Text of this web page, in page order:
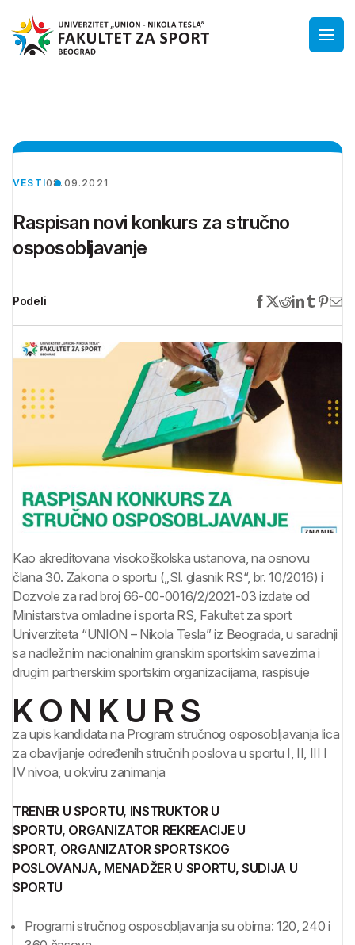
VESTI08.09.2021
Raspisan novi konkurs za stručno
osposobljavanje
Podeli
Kao akreditovana visokoškolska ustanova, na osnovu
člana 30. Zakona o sportu („Sl. glasnik RS“, br. 10/2016) i
Dozvole za rad broj 66-00-0016/2/2021-03 izdate od
Ministarstva omladine i sporta RS, Fakultet za sport
Univerziteta “UNION – Nikola Tesla” iz Beograda, u saradnji
sa nadležnim nacionalnim granskim sportskim savezima i
drugim partnerskim sportskim organizacijama, raspisuje
K O N K U R S
za upis kandidata na Program stručnog osposobljavanja lica
za obavljanje određenih stručnih poslova u sportu I, II, III I
IV nivoa, u okviru zanimanja
TRENER U SPORTU, INSTRUKTOR U
SPORTU, ORGANIZATOR REKREACIJE U
SPORT, ORGANIZATOR SPORTSKOG
POSLOVANJA, MENADŽER U SPORTU,SUDIJA U
SPORTU
Programi stručnog osposobljavanja su obima: 120, 240 i